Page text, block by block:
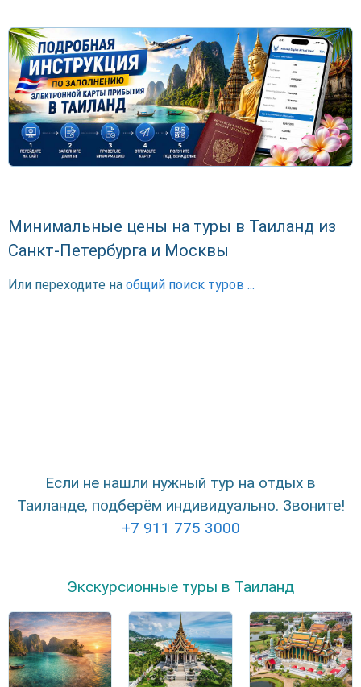
Минимальные цены на туры в Таиланд из
Санкт-Петербурга и Москвы
Или переходите на общий поиск туров ...
Если не нашли нужный тур на отдых в
Таиланде, подберём индивидуально. Звоните!
+7 911 775 3000
Экскурсионные туры в Таиланд